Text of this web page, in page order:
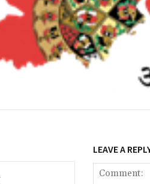
LEAVE A